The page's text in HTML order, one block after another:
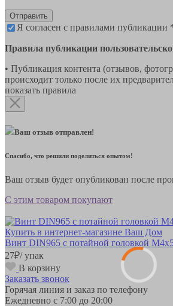
Отправить
Я согласен с правилами публикации
Правила публикации
• Публикация контента (отзывов,
происходит только после их
показать правила
Ваш отзыв отправлен!
Спасибо, что решили поделиться опытом!
Ваш отзыв будет опубликован после
С этим товаром покупают
Винт DIN965 с потайной головкой
27₽/ упак
В корзину
Заказать звонок
Горячая линия и заказ по телефону
Ежедневно с 7:00 до 20:00